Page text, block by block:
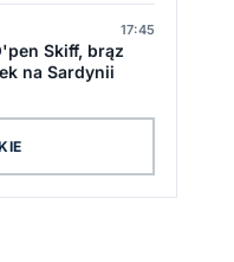
17:45
Skiff, brąz
na Sardynii